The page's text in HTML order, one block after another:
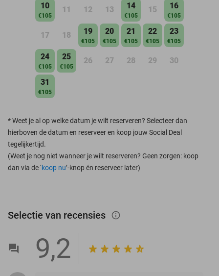
10
€105
11 12 13 14
€105
15 16
€105
17 18 19
€105
20
€105
21
€105
22
€105
23
€105
24
€105
25
€105
26 27 28 29 30
31
€105
*Weet je al op welke datum je wilt reserveren? Selecteer dan
hierboven de datum en reserveer en koop jouw Social Deal
tegelijkertijd.
(Weet je nog niet wanneer je wilt reserveren? Geen zorgen: koop
dan via de ‘koop nu’-knop én reserveer later)
Selectie van recensies info_outlined
9,2